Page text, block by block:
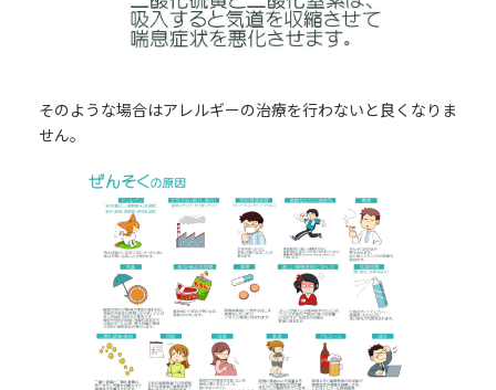
そのような場合はアレルギーの治療を行わないと良くなりま
せん。